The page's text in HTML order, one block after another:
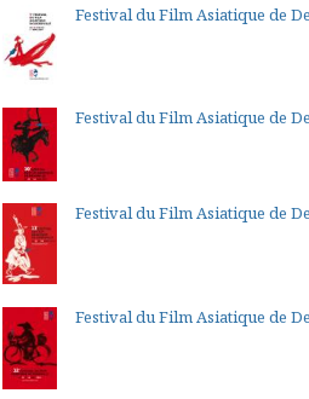
Festival du Film Asiatique de
Festival du Film Asiatique de
Festival du Film Asiatique de
Festival du Film Asiatique de